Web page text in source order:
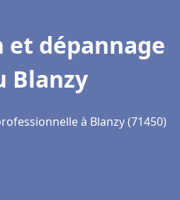
dépannage
Blanzy
à Blanzy (71450)